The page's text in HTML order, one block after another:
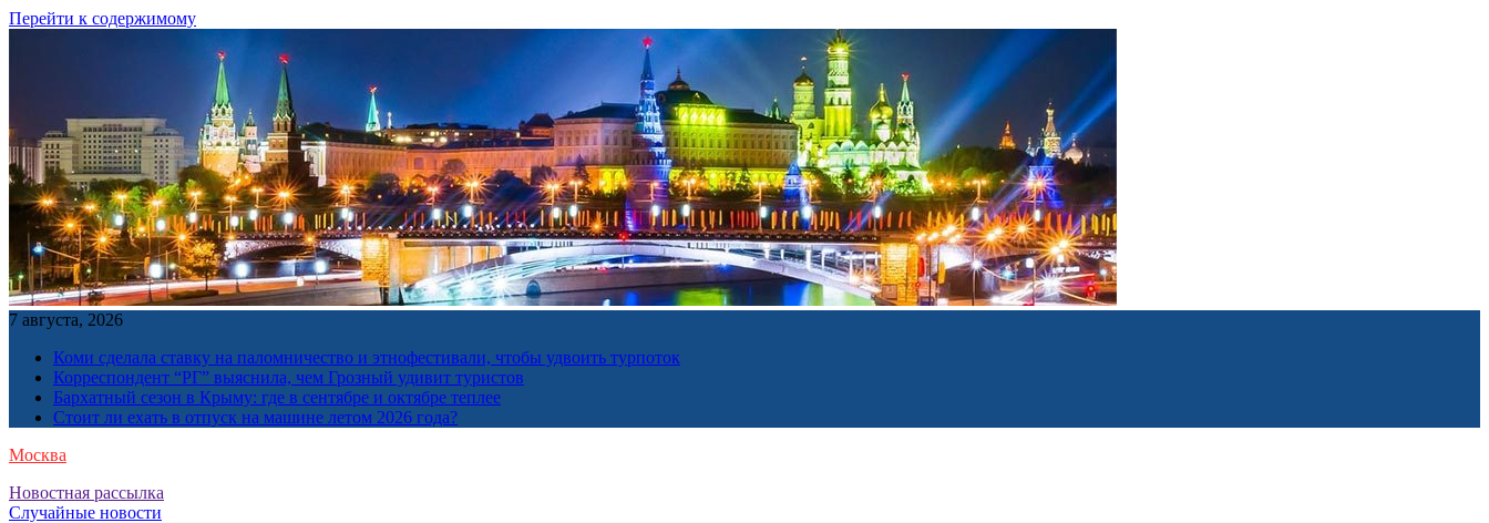
Перейти к содержимому
7 августа, 2026
Коми сделала ставку на паломничество и этнофестивали, чтобы удвоить турпоток
Корреспондент “РГ” выяснила, чем Грозный удивит туристов
Бархатный сезон в Крыму: где в сентябре и октябре теплее
Стоит ли ехать в отпуск на машине летом 2026 года?
Москва
Новостная рассылка
Случайные новости